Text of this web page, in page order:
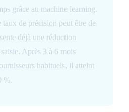
grâce au machine learning.
de précision peut être de
déjà une réduction
Après 3 à 6 mois
habituels, il atteint
%.